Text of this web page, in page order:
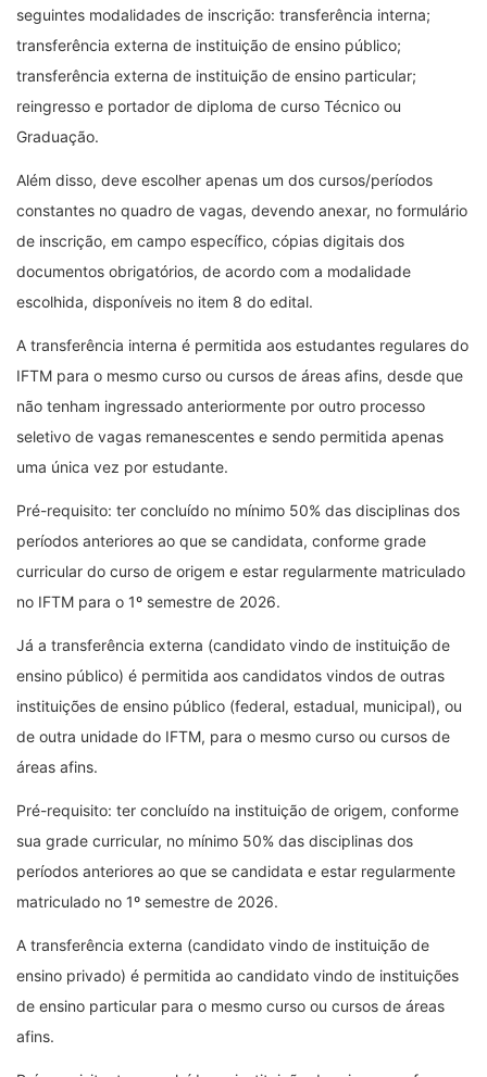
seguintes modalidades de inscrição: transferência interna;
transferência externa de instituição de ensino público;
transferência externa de instituição de ensino particular;
reingresso e portador de diploma de curso Técnico ou
Graduação.
Além disso, deve escolher apenas um dos cursos/períodos
constantes no quadro de vagas, devendo anexar, no formulário
de inscrição, em campo específico, cópias digitais dos
documentos obrigatórios, de acordo com a modalidade
escolhida, disponíveis no item 8 do edital.
A transferência interna é permitida aos estudantes regulares do
IFTM para o mesmo curso ou cursos de áreas afins, desde que
não tenham ingressado anteriormente por outro processo
seletivo de vagas remanescentes e sendo permitida apenas
uma única vez por estudante.
Pré-requisito: ter concluído no mínimo 50% das disciplinas dos
períodos anteriores ao que se candidata, conforme grade
curricular do curso de origem e estar regularmente matriculado
no IFTM para o 1º semestre de 2026.
Já a transferência externa (candidato vindo de instituição de
ensino público) é permitida aos candidatos vindos de outras
instituições de ensino público (federal, estadual, municipal), ou
de outra unidade do IFTM, para o mesmo curso ou cursos de
áreas afins.
Pré-requisito: ter concluído na instituição de origem, conforme
sua grade curricular, no mínimo 50% das disciplinas dos
períodos anteriores ao que se candidata e estar regularmente
matriculado no 1º semestre de 2026.
A transferência externa (candidato vindo de instituição de
ensino privado) é permitida ao candidato vindo de instituições
de ensino particular para o mesmo curso ou cursos de áreas
afins.